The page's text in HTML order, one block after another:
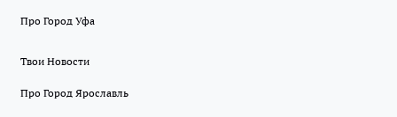
Про Город Уфа
Твои Новости
Про Город Ярославль